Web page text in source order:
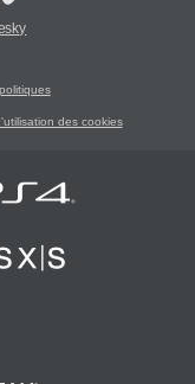
des cookies